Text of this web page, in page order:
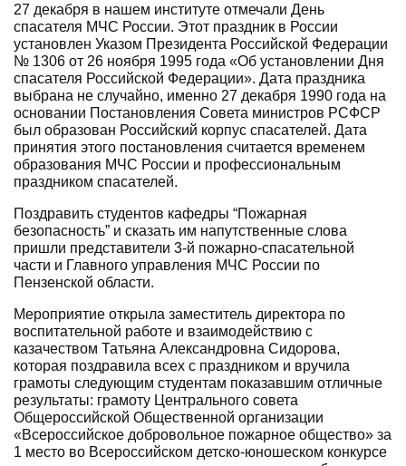
27 декабря в нашем институте отмечали День
спасателя МЧС России. Этот праздник в России
установлен Указом Президента Российской Федерации
№ 1306 от 26 ноября 1995 года «Об установлении Дня
спасателя Российской Федерации». Дата праздника
выбрана не случайно, именно 27 декабря 1990 года на
основании Постановления Совета министров РСФСР
был образован Российский корпус спасателей. Дата
принятия этого постановления считается временем
образования МЧС России и профессиональным
праздником спасателей.
Поздравить студентов кафедры “Пожарная
безопасность” и сказать им напутственные слова
пришли представители 3-й пожарно-спасательной
части и Главного управления МЧС России по
Пензенской области.
Мероприятие открыла заместитель директора по
воспитательной работе и взаимодействию с
казачеством Татьяна Александровна Сидорова,
которая поздравила всех с праздником и вручила
грамоты следующим студентам показавшим отличные
результаты: грамоту Центрального совета
Общероссийской Общественной организации
«Всероссийское добровольное пожарное общество» за
1 место во Всероссийском детско-юношеском конкурсе